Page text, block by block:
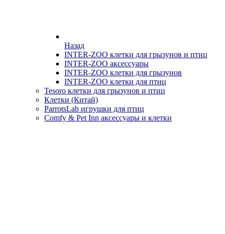
Назад
INTER-ZOO клетки для грызунов и птиц
INTER-ZOO аксессуары
INTER-ZOO клетки для грызунов
INTER-ZOO клетки для птиц
Tesoro клетки для грызунов и птиц
Клетки (Китай)
ParrotsLab игрушки для птиц
Comfy & Pet Inn аксессуары и клетки